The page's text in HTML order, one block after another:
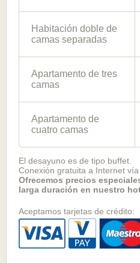
Habitación doble de
camas separadas
Apartamento de tres
camas
Apartamento de
cuatro camas
El desayuno es de tipo buffet.
Conexión gratuita a Internet vía
Ofrecemos precios
larga duración en nuestro
Aceptamos tarjetas de crédito: